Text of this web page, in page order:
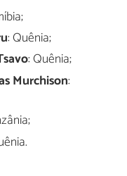
: Quênia;
: Quênia;
Murchison: